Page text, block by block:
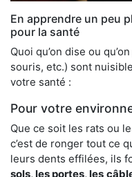
En apprendre un peu
pour la santé
Quoi qu’on dise ou
souris, etc.) sont
votre santé :
Pour votre
Que ce soit les rats ou
c’est de ronger tout ce
leurs dents effilées, ils
sols, les portes, les